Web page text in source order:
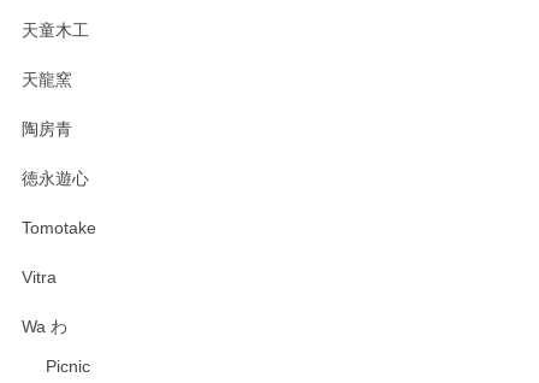
天童木工
天龍窯
陶房青
徳永遊心
Tomotake
Vitra
Wa わ
Picnic